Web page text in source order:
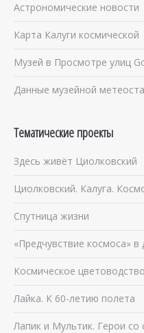
Астрономические новости
Карта Калуги космической
Музей в Просмотре улиц
Данные музейной
Тематические проекты
Здесь живёт Циолковский
Циолковский. Калуга.
Спутница жизни
«Предчувствие космоса»
Космическое цветоводство
Лайка. К 60-летию полета
Лапик и Мультик. Герои